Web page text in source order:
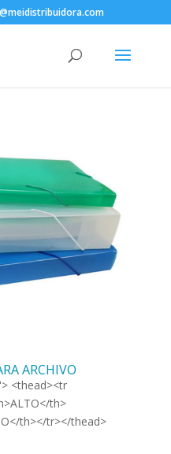
ARCHIVO
<thead><tr
th>
th></tr></thead>